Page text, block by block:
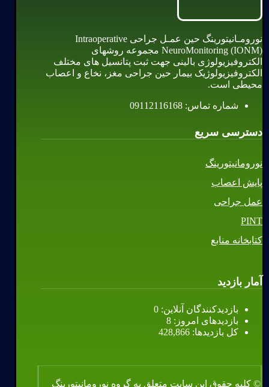
نورومـانیتورینگ حین عمـل جراحی Intraoperative
NeuroMonitoring (IONM) مجموعه روشهای
الکتروفیزیولوژی بالینی جهت ثبت پتانسیل های مختلف
الکتروفیزیولوژیک بیمار حین جراحی مغز، نخاع و اعصاب
محیطی است.
شماره تماس: 09112116168
دسترسی سریع
نورومانیتورینگ
پایش اعصاب
عمل جراحی
PINT
کتابخانه منابع
آمار بازدید
بازدیدکنندگان آنلاین: 0
بازدیدهای امروز: 8
کل بازدیدها: 428,866
© کلیه حقوق این سایت متعلق به گروه نورومانیتورینگ